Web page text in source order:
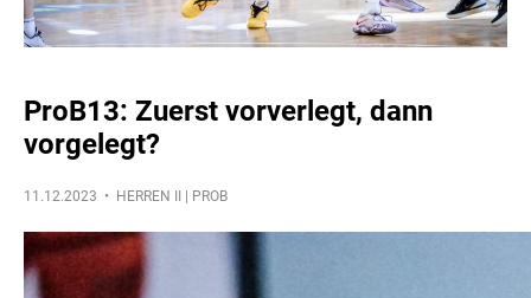
ProB13: Zuerst vorverlegt, dann
vorgelegt?
11.12.2023 • HERREN II | PROB